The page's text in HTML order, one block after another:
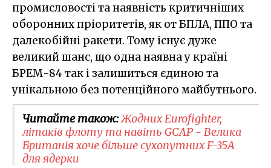
промисловості та наявність критичніших
оборонних пріоритетів, як от БПЛА, ППО та
далекобійні ракети. Тому існує дуже
великий шанс, що одна наявна у країні
БРЕМ-84 так і залишиться єдиною та
унікальною без потенційного майбутнього.
Читайте також:Жодних Eurofighter,
літаків флоту та навіть GCAP - Велика
Британія хоче більше сухопутних F-35A
для ядерки